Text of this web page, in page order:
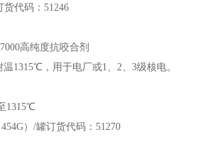
货代码：51246
高纯度抗咬合剂
，用于电厂或1、2、3级核电。
1315℃
）/罐订货代码：51270